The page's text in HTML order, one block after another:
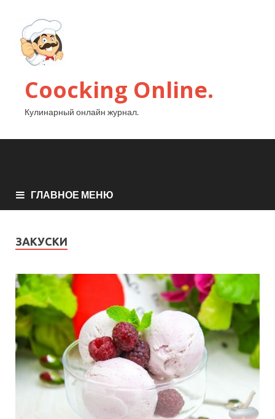
Coocking Online.
Кулинарный онлайн журнал.
ГЛАВНОЕ МЕНЮ
ЗАКУСКИ